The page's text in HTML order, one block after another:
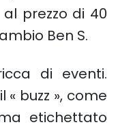
prezzo di 40
Ben S.
di eventi.
buzz », come
etichettato